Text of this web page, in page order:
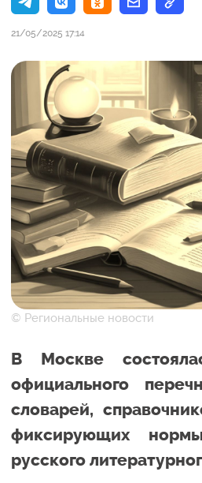
21/05/2025 17:14
© Региональные новости
В Москве
официального
словарей,
фиксирующих
русского